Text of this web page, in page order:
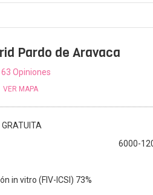
Pardo de Aravaca
63 Opiniones
VER MAPA
GRATUITA
6000-
in vitro (FIV-ICSI) 73%